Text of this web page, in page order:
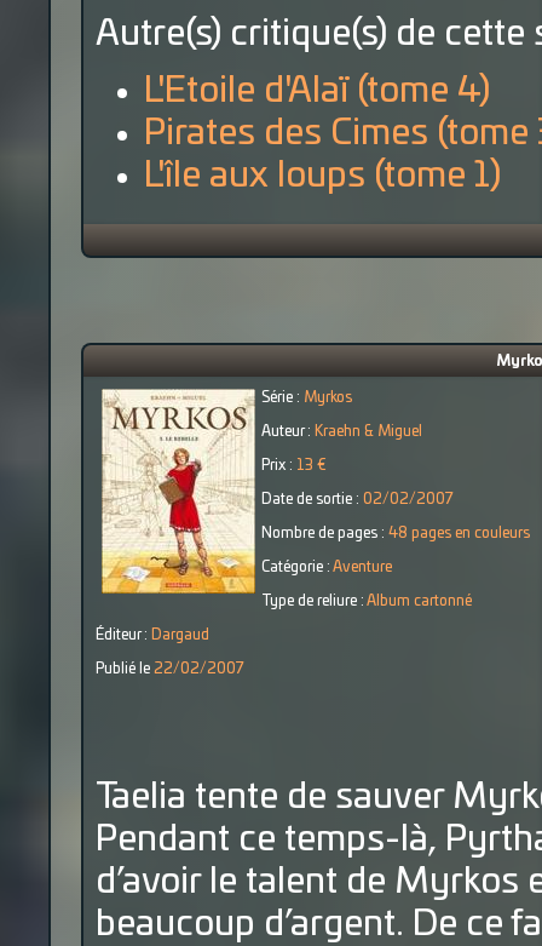
Autre(s) critique(s) de cette
L'Etoile d'Alaï (tome 4)
Pirates des Cimes (tome
L'île aux loups (tome 1)
Série : Myrkos
Auteur : Kraehn & Miguel
Prix : 13 €
Date de sortie : 02/02/2007
Nombre de pages : 48 pages en couleurs
Catégorie : Aventure
Type de reliure : Album cartonné
Éditeur : Dargaud
Publié le 22/02/2007
Taelia tente de sauver
Pendant ce temps-là,
d’avoir le talent de Myrkos
beaucoup d’argent. De ce